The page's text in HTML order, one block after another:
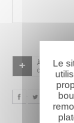
À la mémoire
cimetière.
Le